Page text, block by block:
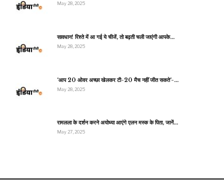
May 28, 2025
सावधान! रिश्ते में आ गई ये चीजें, तो बढ़ती चली जाएंगी आपके…
May 28, 2025
‘आप 20 ओवर अच्छा खेलकर टी-20 मैच नहीं जीत सकते’-…
May 28, 2025
रामलला के दर्शन करने अयोध्या आएंगे एलन मस्क के पिता, जानें…
May 27, 2025